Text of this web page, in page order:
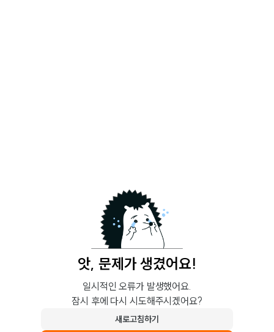
앗, 문제가 생겼어요!
일시적인 오류가 발생했어요.
잠시 후에 다시 시도해주시겠어요?
새로고침하기